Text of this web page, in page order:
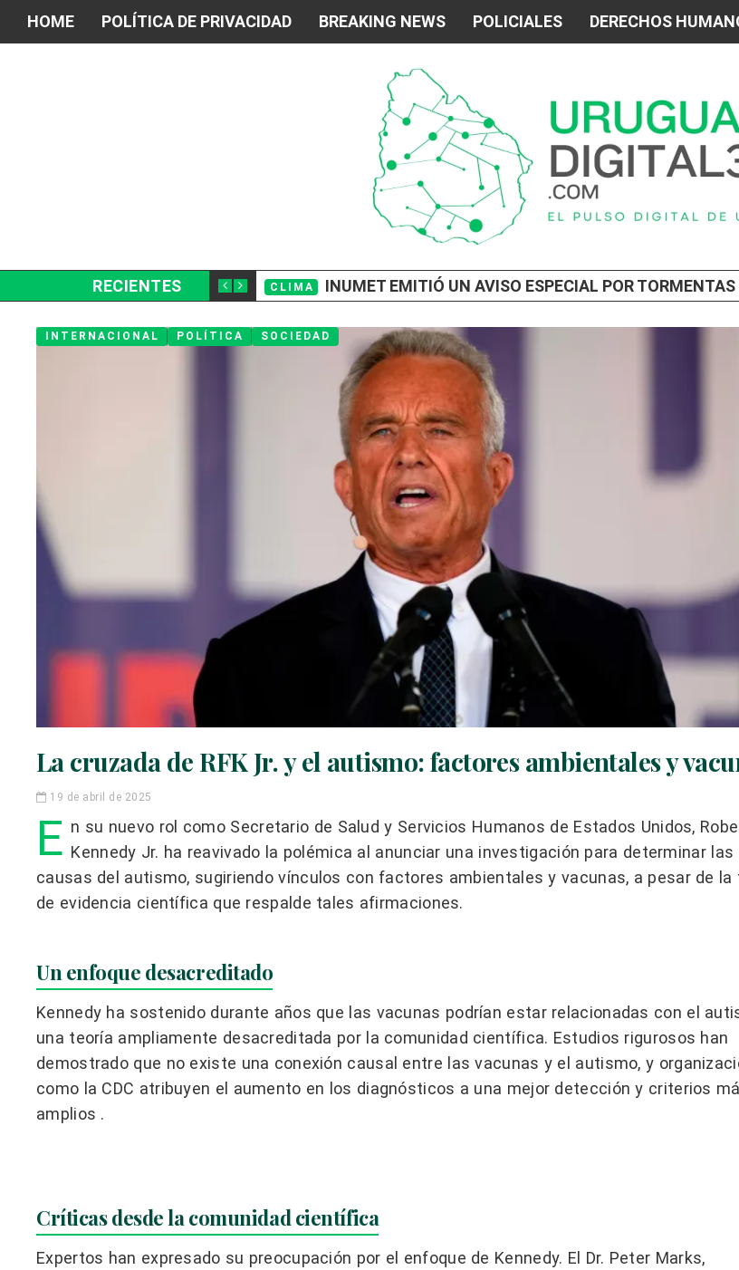
HOME POLÍTICA DE PRIVACIDAD BREAKING NEWS POLICIALES DERECHOS
RECIENTES
UNOS $400.000 CLIMA INUMET EMITIÓ UN AVISO ESPECIAL POR TORMENTAS SEVERAS Y
INTERNACIONAL POLÍTICA SOCIEDAD
La cruzada de RFK Jr. y el autismo: factores ambientales y
19 de abril de 2025
E n su nuevo rol como Secretario de Salud y Servicios Humanos de Estados Unidos,
Kennedy Jr. ha reavivado la polémica al anunciar una investigación para determinar las
causas del autismo, sugiriendo vínculos con factores ambientales y vacunas, a pesar de la
de evidencia científica que respalde tales afirmaciones.
Un enfoque desacreditado
Kennedy ha sostenido durante años que las vacunas podrían estar relacionadas con el
una teoría ampliamente desacreditada por la comunidad científica. Estudios rigurosos han
demostrado que no existe una conexión causal entre las vacunas y el autismo, y
como la CDC atribuyen el aumento en los diagnósticos a una mejor detección y criterios
amplios .
Críticas desde la comunidad científica
Expertos han expresado su preocupación por el enfoque de Kennedy. El Dr. Peter Marks,